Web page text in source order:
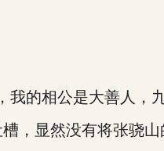
的相公是大善人，九
显然没有将张骁山